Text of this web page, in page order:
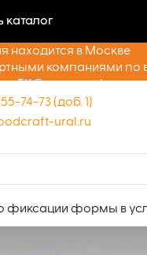
каталог
находится в Москве
компаниями по
ТК бесплатно!
74-73 (доб. 1)
ural.ru
фиксации формы в